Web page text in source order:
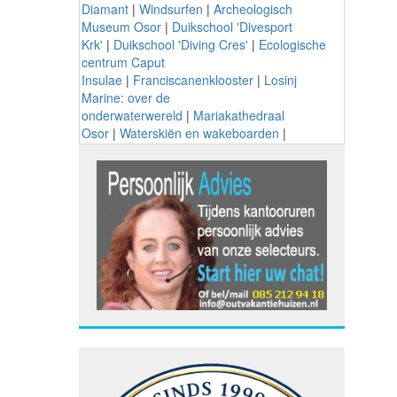
Diamant | Windsurfen | Archeologisch
Museum Osor | Duikschool 'Divesport
Krk' | Duikschool 'Diving Cres' | Ecologische
centrum Caput
Insulae | Franciscanenklooster | Losinj
Marine: over de
onderwaterwereld | Mariakathedraal
Osor | Waterskiën en wakeboarden |